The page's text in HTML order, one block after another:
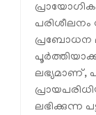
പ്രബോധന
ലഭ്യമാണ്,
ലഭിക്കുന്ന